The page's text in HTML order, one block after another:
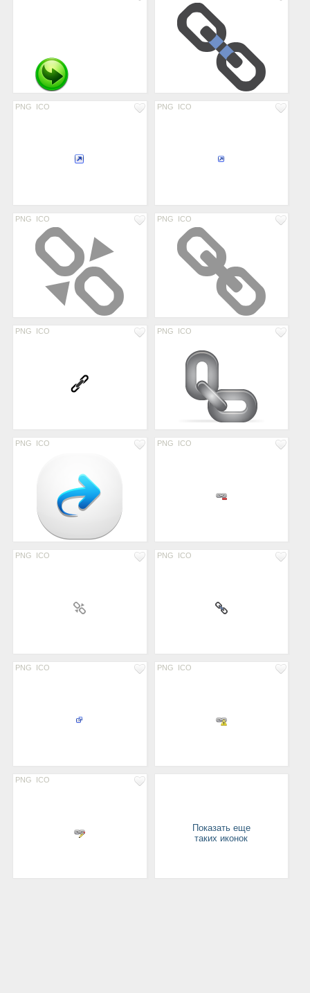
PNG ICO PNG ICO
PNG ICO PNG ICO
PNG ICO PNG ICO
PNG ICO PNG ICO
PNG ICO PNG ICO
PNG ICO PNG ICO
PNG ICO
Показать еще
таких иконок